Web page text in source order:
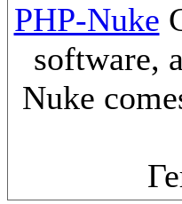
PHP-Nuke
software,
Nuke